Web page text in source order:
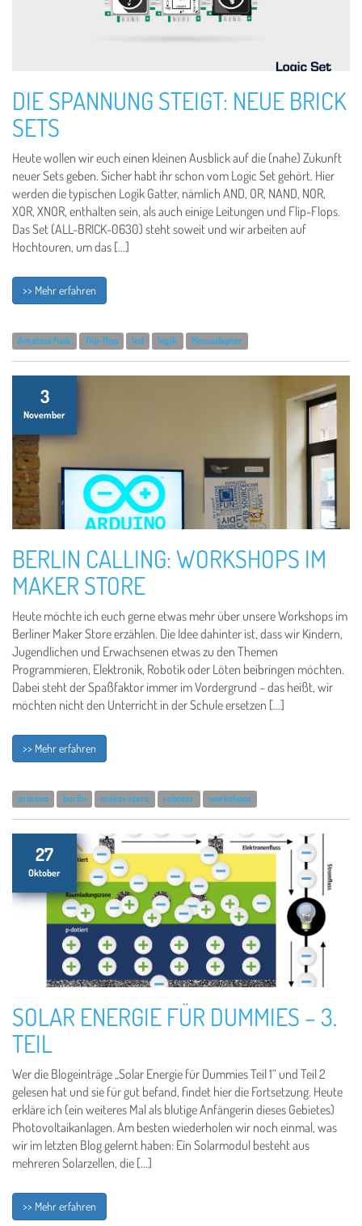
DIE SPANNUNG STEIGT: NEUE BRICK
SETS
Heute wollen wir euch einen kleinen Ausblick auf die (nahe) Zukunft
neuer Sets geben. Sicher habt ihr schon vom Logic Set gehört. Hier
werden die typischen Logik Gatter, nämlich AND, OR, NAND, NOR,
XOR, XNOR, enthalten sein, als auch einige Leitungen und Flip-Flops.
Das Set (ALL-BRICK-0630) steht soweit und wir arbeiten auf
Hochtouren, um das […]
>> Mehr erfahren
Amateurfunk flip-flop led logik Messadapter
3
November
BERLIN CALLING: WORKSHOPS IM
MAKER STORE
Heute möchte ich euch gerne etwas mehr über unsere Workshops im
Berliner Maker Store erzählen. Die Idee dahinter ist, dass wir Kindern,
Jugendlichen und Erwachsenen etwas zu den Themen
Programmieren, Elektronik, Robotik oder Löten beibringen möchten.
Dabei steht der Spaßfaktor immer im Vordergrund – das heißt, wir
möchten nicht den Unterricht in der Schule ersetzen […]
>> Mehr erfahren
arduino berlin maker store roboter workshops
27
Oktober
SOLAR ENERGIE FÜR DUMMIES – 3.
TEIL
Wer die Blogeinträge „Solar Energie für Dummies Teil 1“ und Teil 2
gelesen hat und sie für gut befand, findet hier die Fortsetzung. Heute
erkläre ich (ein weiteres Mal als blutige Anfängerin dieses Gebietes)
Photovoltaikanlagen. Am besten wiederholen wir noch einmal, was
wir im letzten Blog gelernt haben: Ein Solarmodul besteht aus
mehreren Solarzellen, die […]
>> Mehr erfahren